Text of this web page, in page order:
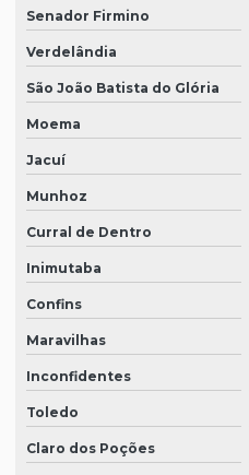
Senador Firmino
Verdelândia
São João Batista do Glória
Moema
Jacuí
Munhoz
Curral de Dentro
Inimutaba
Confins
Maravilhas
Inconfidentes
Toledo
Claro dos Poções